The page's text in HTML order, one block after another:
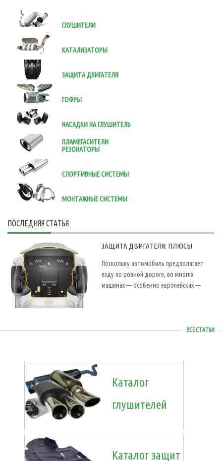
ГЛУШИТЕЛИ
КАТАЛИЗАТОРЫ
ЗАЩИТА ДВИГАТЕЛЯ
ГОФРЫ
НАСАДКИ НА ГЛУШИТЕЛЬ
ПЛАМЕГАСИТЕЛИ
РЕЗОНАТОРЫ
СПОРТИВНЫЕ СИСТЕМЫ
МОНТАЖНЫЕ СИСТЕМЫ
ПОСЛЕДНЯЯ СТАТЬЯ
ЗАЩИТА ДВИГАТЕЛЯ: ПЛЮСЫ
Поскольку автомобиль предполагает
езду по ровной дороге, во многих
машинах — особенно европейских —
ВСЕ СТАТЬИ
Каталог
глушителей
Каталог защит